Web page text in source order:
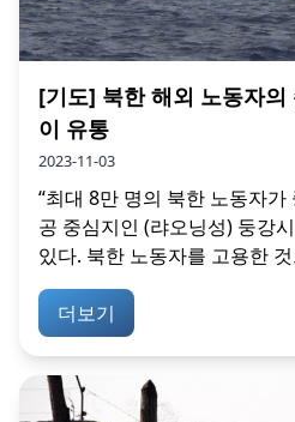
[기도] 북한 해외 노동자의
이 유통
2023-11-03
“최대 8만 명의 북한 노동자
공 중심지인 (랴오닝성) 둥강
있다. 북한 노동자를 고용한
더보기